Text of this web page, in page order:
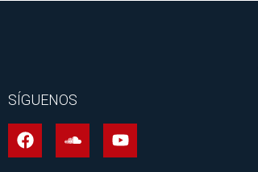
SÍGUENOS